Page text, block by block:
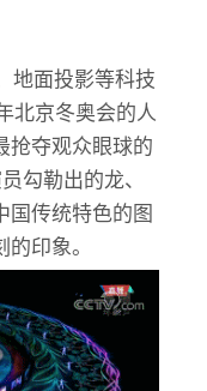
地面投影等科技
北京冬奥会的人
抢夺观众眼球的
勾勒出的龙、
国传统特色的图
印象。